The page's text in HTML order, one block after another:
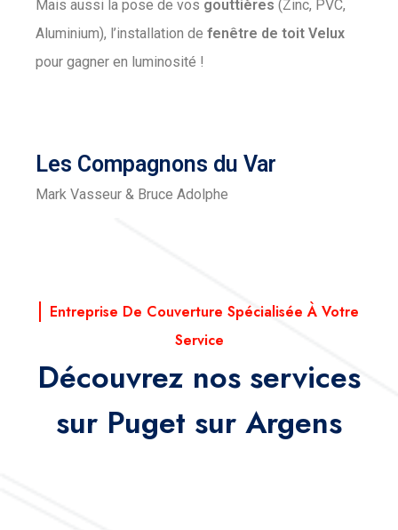
Mais aussi la pose de vos gouttières (Zinc, PVC,
Aluminium), l’installation de fenêtre de toit Velux
pour gagner en luminosité !
Les Compagnons du Var
Mark Vasseur & Bruce Adolphe
Entreprise De Couverture Spécialisée À Votre
Service
Découvrez nos services
sur Puget sur Argens